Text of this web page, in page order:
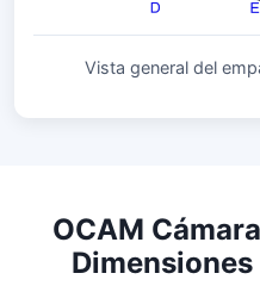
Vista general del
OCAM